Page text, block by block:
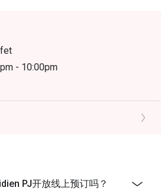
- 10:00pm
- 10:00pm
PJ开放线上预订吗？